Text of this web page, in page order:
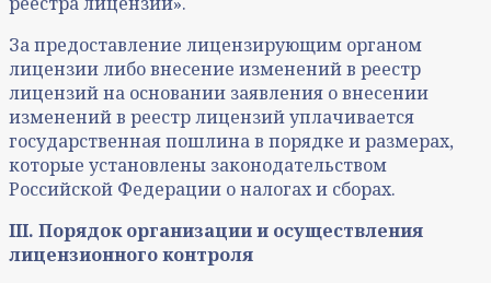
За предоставление лицензирующим органом
лицензии либо внесение изменений в реестр
лицензий на основании заявления о внесении
изменений в реестр лицензий уплачивается
государственная пошлина в порядке и размерах,
которые установлены законодательством
Российской Федерации о налогах и сборах.
III. Порядок организации и осуществления
лицензионного контроля